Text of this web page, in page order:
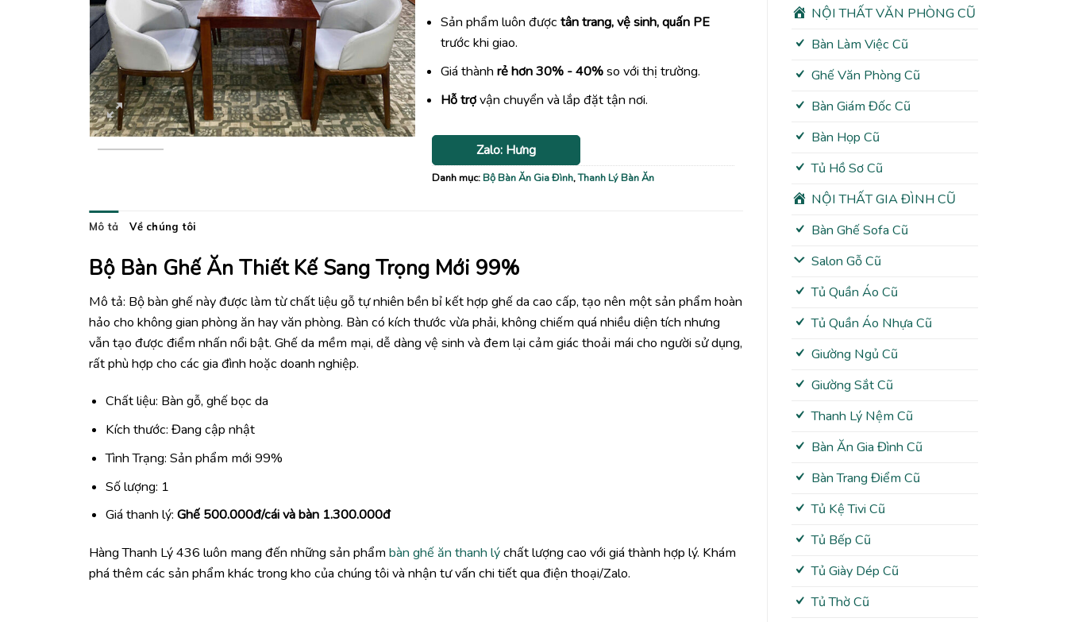
NỘI THẤT VĂN PHÒNG CŨ
Bàn Làm Việc Cũ
Ghế Văn Phòng Cũ
Bàn Giám Đốc Cũ
Bàn Họp Cũ
Tủ Hồ Sơ Cũ
NỘI THẤT GIA ĐÌNH CŨ
Bàn Ghế Sofa Cũ
Salon Gỗ Cũ
Tủ Quần Áo Cũ
Tủ Quần Áo Nhựa Cũ
Giường Ngủ Cũ
Giường Sắt Cũ
Thanh Lý Nệm Cũ
Bàn Ăn Gia Đình Cũ
Bàn Trang Điểm Cũ
Tủ Kệ Tivi Cũ
Tủ Bếp Cũ
Tủ Giày Dép Cũ
Tủ Thờ Cũ
Sản phẩm luôn đượctân trang, vệ sinh, quấn PE
trước khi giao.
Giá thànhrẻ hơn 30% - 40%so với thị trường.
Hỗ trợvận chuyển và lắp đặt tận nơi.
Zalo: Hưng
Danh mục:Bộ Bàn Ăn Gia Đình,Thanh Lý Bàn Ăn
Mô tả Về chúng tôi
Bộ Bàn Ghế Ăn Thiết Kế Sang Trọng Mới 99%
Mô tả: Bộ bàn ghế này được làm từ chất liệu gỗ tự nhiên bền bỉ kết hợp ghế da cao cấp, tạo nên một sản phẩm hoàn
hảo cho không gian phòng ăn hay văn phòng. Bàn có kích thước vừa phải, không chiếm quá nhiều diện tích nhưng
vẫn tạo được điểm nhấn nổi bật. Ghế da mềm mại, dễ dàng vệ sinh và đem lại cảm giác thoải mái cho người sử dụng,
rất phù hợp cho các gia đình hoặc doanh nghiệp.
Chất liệu: Bàn gỗ, ghế bọc da
Kích thước: Đang cập nhật
Tình Trạng: Sản phẩm mới 99%
Số lượng: 1
Giá thanh lý:Ghế 500.000đ/cái và bàn 1.300.000đ
Hàng Thanh Lý 436 luôn mang đến những sản phẩm bàn ghế ăn thanh lýchất lượng cao với giá thành hợp lý. Khám
phá thêm các sản phẩm khác trong kho của chúng tôi và nhận tư vấn chi tiết qua điện thoại/Zalo.